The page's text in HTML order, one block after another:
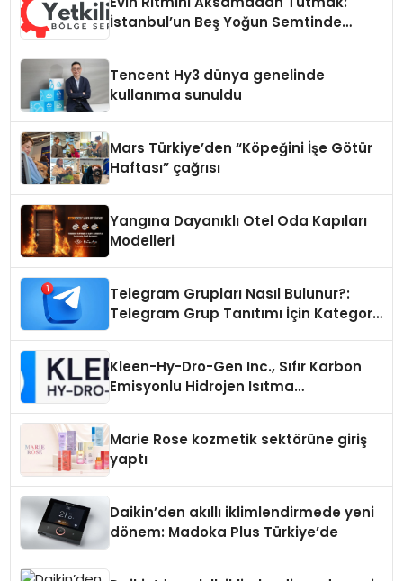
İstanbul’un Beş Yoğun Semtinde
Tencent Hy3 dünya genelinde
kullanıma sunuldu
Mars Türkiye’den “Köpeğini İşe Götür
Haftası” çağrısı
Yangına Dayanıklı Otel Oda Kapıları
Modelleri
Telegram Grupları Nasıl Bulunur?:
Telegram Grup Tanıtımı İçin Kategori
Kleen-Hy-Dro-Gen Inc., Sıfır Karbon
Emisyonlu Hidrojen Isıtma
Marie Rose kozmetik sektörüne giriş
yaptı
Daikin’den akıllı iklimlendirmede yeni
dönem: Madoka Plus Türkiye’de